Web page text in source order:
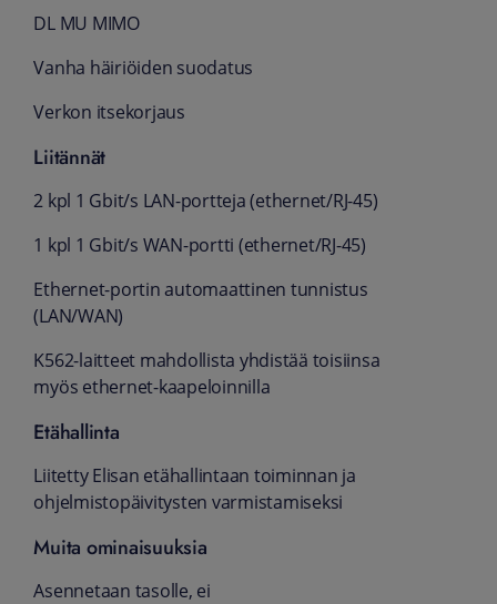
DL MU MIMO
Vanha häiriöiden suodatus
Verkon itsekorjaus
Liitännät
2 kpl 1 Gbit/s LAN-portteja (ethernet/RJ-45)
1 kpl 1 Gbit/s WAN-portti (ethernet/RJ-45)
Ethernet-portin automaattinen tunnistus
(LAN/WAN)
K562-laitteet mahdollista yhdistää toisiinsa
myös ethernet-kaapeloinnilla
Etähallinta
Liitetty Elisan etähallintaan toiminnan ja
ohjelmistopäivitysten varmistamiseksi
Muita ominaisuuksia
Asennetaan tasolle, ei